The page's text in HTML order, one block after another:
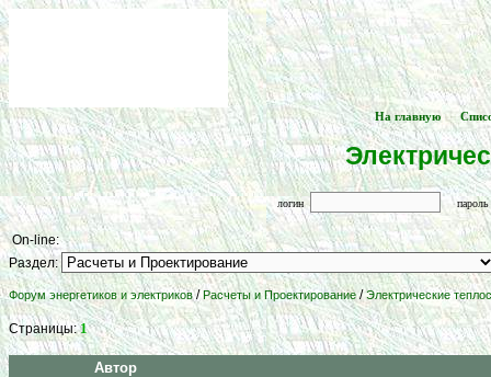
[На главную ] -- [
логин
On-line:
Раздел:
Форум энергетиков и электриков/Расчеты и Проектирование/Электрические
Страницы:1
Автор